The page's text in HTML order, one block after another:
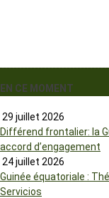
EN CE MOMENT
29 juillet 2026
Différend frontalier: la
accord d’engagement
24 juillet 2026
Guinée équatoriale :
Servicios